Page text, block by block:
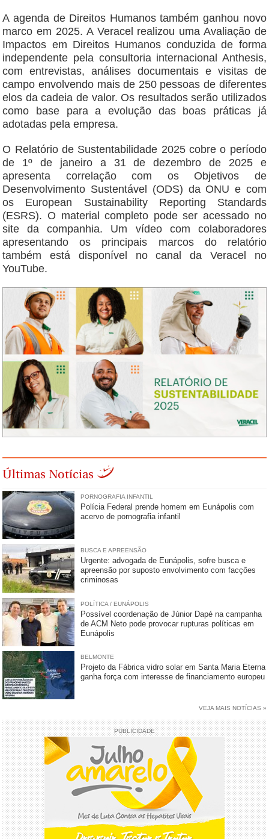
A agenda de Direitos Humanos também ganhou novo
marco em 2025. A Veracel realizou uma Avaliação de
Impactos em Direitos Humanos conduzida de forma
independente pela consultoria internacional Anthesis,
com entrevistas, análises documentais e visitas de
campo envolvendo mais de 250 pessoas de diferentes
elos da cadeia de valor. Os resultados serão utilizados
como base para a evolução das boas práticas já
adotadas pela empresa.
O Relatório de Sustentabilidade 2025 cobre o período
de 1º de janeiro a 31 de dezembro de 2025 e
apresenta correlação com os Objetivos de
Desenvolvimento Sustentável (ODS) da ONU e com
os European Sustainability Reporting Standards
(ESRS). O material completo pode ser acessado no
site da companhia. Um vídeo com colaboradores
apresentando os principais marcos do relatório
também está disponível no canal da Veracel no
YouTube.
Últimas Notícias
PORNOGRAFIA INFANTIL
Polícia Federal prende homem em Eunápolis com
acervo de pornografia infantil
BUSCA E APREENSÃO
Urgente: advogada de Eunápolis, sofre busca e
apreensão por suposto envolvimento com facções
criminosas
POLÍTICA / EUNÁPOLIS
Possível coordenação de Júnior Dapé na campanha
de ACM Neto pode provocar rupturas políticas em
Eunápolis
BELMONTE
Projeto da Fábrica vidro solar em Santa Maria Eterna
ganha força com interesse de financiamento europeu
VEJA MAIS NOTÍCIAS »
PUBLICIDADE